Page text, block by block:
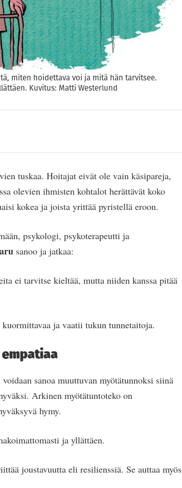
miten hoidettava voi ja mitä hän tarvitsee.
Kuvitus: Matti Westerlund
tuskaa. Hoitajat eivät ole vain käsipareja,
olevien ihmisten kohtalot herättävät koko
kokea ja joista yrittää pyristellä eroon.
psykologi, psykoterapeutti ja
sanoo ja jatkaa:
ei tarvitse kieltää, mutta niiden kanssa pitää
ja vaatii tukun tunnetaitoja.
sanoa muuttuvan myötätunnoksi siinä
Arkinen myötätuntoteko on
hymy.
ja yllättäen.
joustavuutta eli resilienssiä. Se auttaa myös